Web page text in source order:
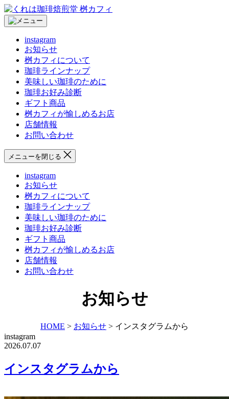
コ
ン
テ
フ
instagram
お知らせ
桝カフィについて
珈琲ラインナップ
美味しい珈琲のために
珈琲お好み診断
ギフト商品
桝カフィが愉しめるお店
店舗情報
お問い合わせ
メニューを閉じる
instagram
お知らせ
桝カフィについて
珈琲ラインナップ
美味しい珈琲のために
珈琲お好み診断
ギフト商品
桝カフィが愉しめるお店
店舗情報
お問い合わせ
お知らせ
HOME > お知らせ > インスタグラムから
instagram
2026.07.07
インスタグラムから